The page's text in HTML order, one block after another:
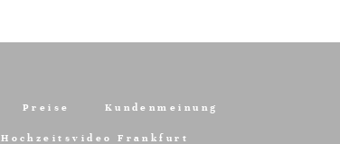
Preise Kundenmeinung
Hochzeitsvideo Frankfurt